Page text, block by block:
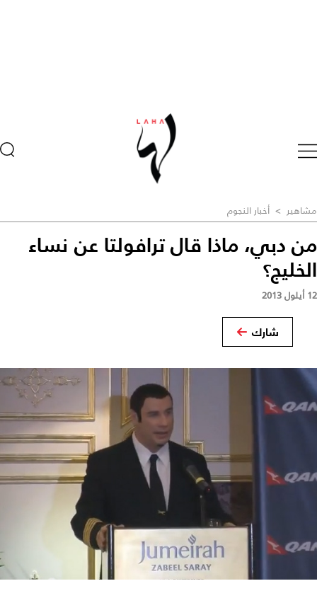
مشاهير > أخبار النجوم
من دبي، ماذا قال ترافولتا عن نساء
الخليج؟
12 أيلول 2013
شارك